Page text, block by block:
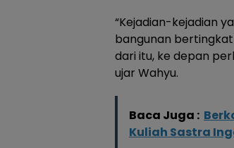
“Kejadian-kejadian
bangunan
dari itu, ke depan
ujar Wahyu.
Baca Juga :
Kuliah Sastra